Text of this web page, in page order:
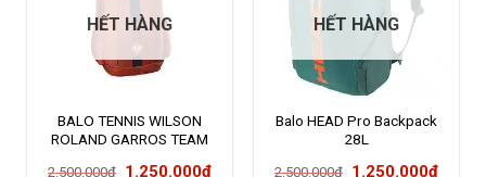
HẾT HÀNG
BALO TENNIS WILSON
ROLAND GARROS TEAM
2.500.000₫ Giá
1.250.000₫Giá
HẾT HÀNG
Balo HEAD Pro Backpack
28L
2.500.000₫ Giá
1.250.000₫Giá